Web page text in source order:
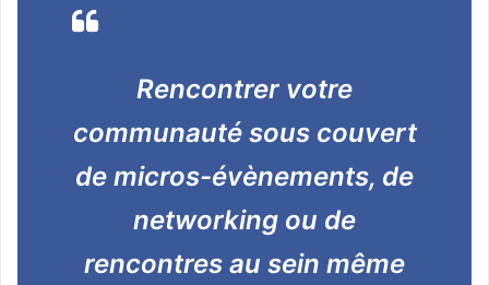
Rencontrer votre
communauté sous couvert
de micros-évènements, de
networking ou de
rencontres au sein même